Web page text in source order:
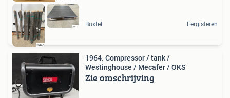
Boxtel Eergisteren
1964. Compressor / tank /
Westinghouse / Mecafer / OKS
Zie omschrijving